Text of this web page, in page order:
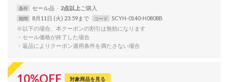
条件 セール品 2点以上
期間 8月11日 (火) 23:59まで コード
SCYH-0140-H0808B
※以下の場合、本クーポンの割引は無効になります
・セール価格が終了した場合
・返品によりクーポン適用条件を満たさない場合
10%OFF 対象商品を見る